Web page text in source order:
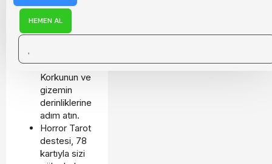
HEMEN AL
AÇIKLAMA
TAROT
Korkunun ve
gizemin
derinliklerine
adım atın.
Horror Tarot
destesi, 78
kartıyla sizi